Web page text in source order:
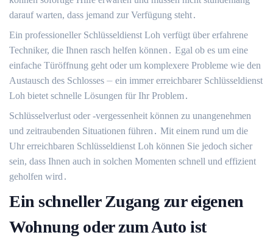
darauf warten, dass jemand zur Verfügung steht․
Ein professioneller Schlüsseldienst Loh verfügt über erfahrene
Techniker, die Ihnen rasch helfen können․ Egal ob es um eine
einfache Türöffnung geht oder um komplexere Probleme wie den
Austausch des Schlosses ⏤ ein immer erreichbarer Schlüsseldienst
Loh bietet schnelle Lösungen für Ihr Problem․
Schlüsselverlust oder -vergessenheit können zu unangenehmen
und zeitraubenden Situationen führen․ Mit einem rund um die
Uhr erreichbaren Schlüsseldienst Loh können Sie jedoch sicher
sein, dass Ihnen auch in solchen Momenten schnell und effizient
geholfen wird․
Ein schneller Zugang zur eigenen
Wohnung oder zum Auto ist